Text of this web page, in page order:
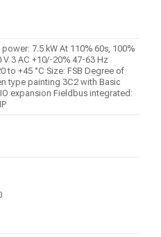
power: 7.5 kW At 110% 60s, 100%
3 AC +10/-20% 47-63 Hz
to +45 °C Size: FSB Degree of
type painting 3C2 with Basic
expansion Fieldbus integrated: